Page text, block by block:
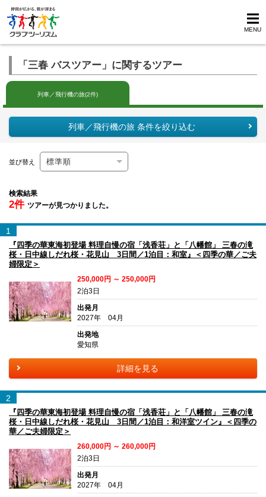
MENU
「三春 バスツアー」に関するツアー
列車／飛行機の旅(2件)
列車／飛行機の旅 条件を絞り込む
並び替え
検索結果
2件 ツアーが見つかりました。
1
『四季の華東海初登場 料理自慢の宿「浅香荘」と「八幡館」 三春の滝
桜・日中線しだれ桜・花見山 3日間／1泊目：和室』＜四季の華／ご夫
婦限定＞
250,000円 ～ 250,000円
2泊3日
出発月
2027年 04月
出発地
愛知県
詳細を見る
2
『四季の華東海初登場 料理自慢の宿「浅香荘」と「八幡館」 三春の滝
桜・日中線しだれ桜・花見山 3日間／1泊目：和洋室ツイン』＜四季の
華／ご夫婦限定＞
260,000円 ～ 260,000円
2泊3日
出発月
2027年 04月